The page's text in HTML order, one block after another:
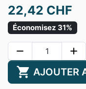
22,42 CHF
Économisez 31%
remove add
shopping_cart AJOUTER